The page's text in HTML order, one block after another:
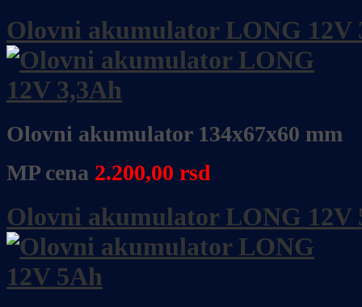
Olovni akumulator LONG 12V
Olovni akumulator 134x67x60 mm
MP cena 2.200,00 rsd
Olovni akumulator LONG 12V